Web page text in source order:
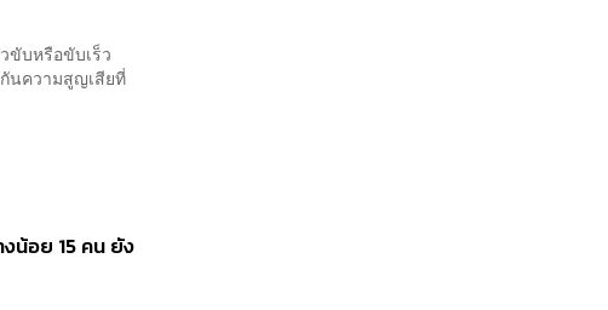
ขับหรือขับเร็ว
นความสูญเสียที่
น้อย 15 คน ยัง